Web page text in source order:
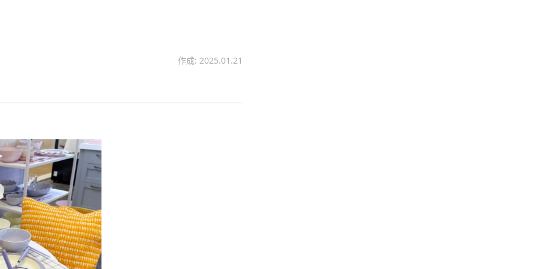
作成: 2025.01.21